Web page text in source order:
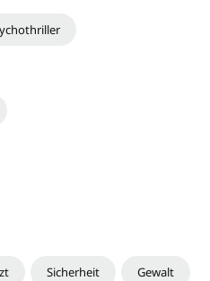
Sicherheit Gewalt